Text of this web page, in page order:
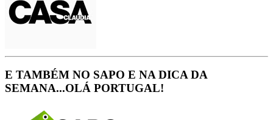
E TAMBÉM NO SAPO E NA DICA DA
SEMANA...OLÁ PORTUGAL!